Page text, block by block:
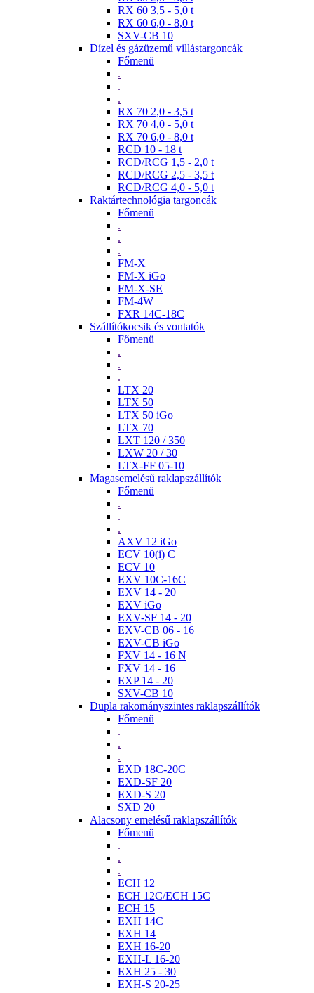
RX 60 3,5 - 5,0 t
RX 60 6,0 - 8,0 t
SXV-CB 10
Dízel és gázüzemű villástargoncák
Főmenü
.
.
.
RX 70 2,0 - 3,5 t
RX 70 4,0 - 5,0 t
RX 70 6,0 - 8,0 t
RCD 10 - 18 t
RCD/RCG 1,5 - 2,0 t
RCD/RCG 2,5 - 3,5 t
RCD/RCG 4,0 - 5,0 t
Raktártechnológia targoncák
Főmenü
.
.
.
FM-X
FM-X iGo
FM-X-SE
FM-4W
FXR 14C-18C
Szállítókocsik és vontatók
Főmenü
.
.
.
LTX 20
LTX 50
LTX 50 iGo
LTX 70
LXT 120 / 350
LXW 20 / 30
LTX-FF 05-10
Magasemelésű raklapszállítók
Főmenü
.
.
.
AXV 12 iGo
ECV 10(i) C
ECV 10
EXV 10C-16C
EXV 14 - 20
EXV iGo
EXV-SF 14 - 20
EXV-CB 06 - 16
EXV-CB iGo
FXV 14 - 16 N
FXV 14 - 16
EXP 14 - 20
SXV-CB 10
Dupla rakományszintes raklapszállítók
Főmenü
.
.
.
EXD 18C-20C
EXD-SF 20
EXD-S 20
SXD 20
Alacsony emelésű raklapszállítók
Főmenü
.
.
.
ECH 12
ECH 12C/ECH 15C
ECH 15
EXH 14C
EXH 14
EXH 16-20
EXH-L 16-20
EXH 25 - 30
EXH-S 20-25